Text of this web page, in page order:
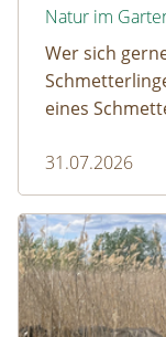
Natur im
Wer sich
eines
dürfen
ohne Raupen
31.07.2026
Naturmagazin:
Die Rückkehr